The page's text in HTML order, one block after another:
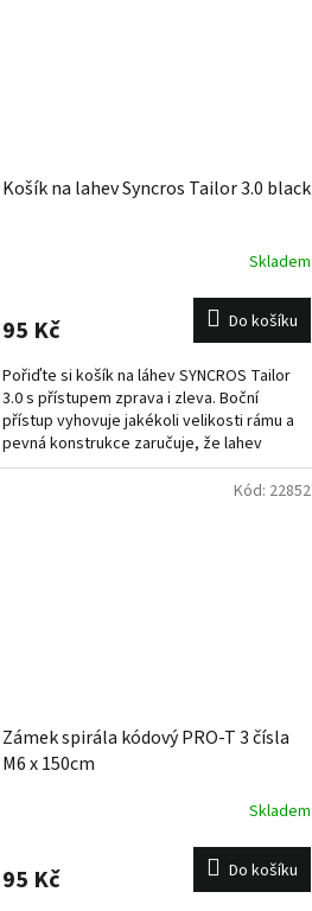
Košík na lahev Syncros Tailor 3.0 black
Skladem
95 Kč Do košíku
Pořiďte si košík na láhev SYNCROS Tailor
3.0 s přístupem zprava i zleva. Boční
přístup vyhovuje jakékoli velikosti rámu a
pevná konstrukce zaručuje, že lahev
neztratíte ani při...
Zámek spirála kódový PRO-T 3 čísla
M6 x 150cm
Skladem
95 Kč Do košíku
Kód: 22852